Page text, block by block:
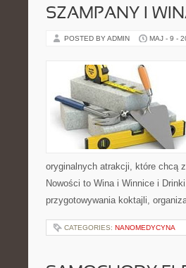
SZAMPANY I
POSTED BY ADMIN MAJ - 9 -
oryginalnych atrakcji, które chcą
Nowości to Wina i Winnice i
przygotowywania koktajli,
CATEGORIES: NANOMEDYCYNA